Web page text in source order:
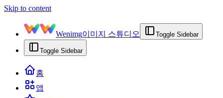
Skip to content
Wenimg이미지 스튜디오 Toggle Sidebar
Toggle Sidebar
홈
앱